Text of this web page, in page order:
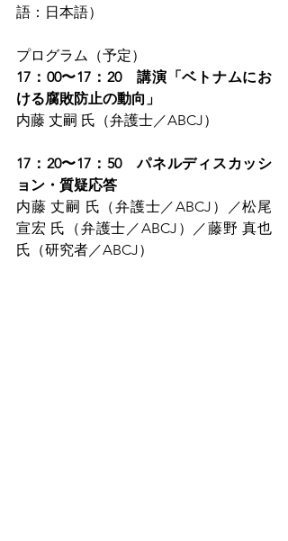
語：日本語）
プログラム（予定）
17：00〜17：20　講演「ベトナムにお
ける腐敗防止の動向」
内藤 丈嗣 氏（弁護士／ABCJ）
17：20〜17：50　パネルディスカッシ
ョン・質疑応答
内藤 丈嗣 氏（弁護士／ABCJ）／松尾
宣宏 氏（弁護士／ABCJ）／藤野 真也
氏（研究者／ABCJ）